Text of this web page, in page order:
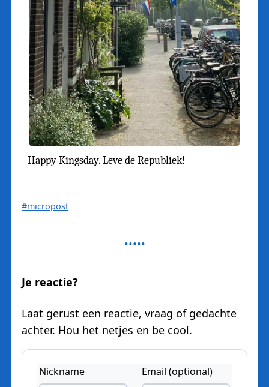
Happy Kingsday. Leve de Republiek!
#micropost
Je reactie?
Laat gerust een reactie, vraag of gedachte
achter. Hou het netjes en be cool.